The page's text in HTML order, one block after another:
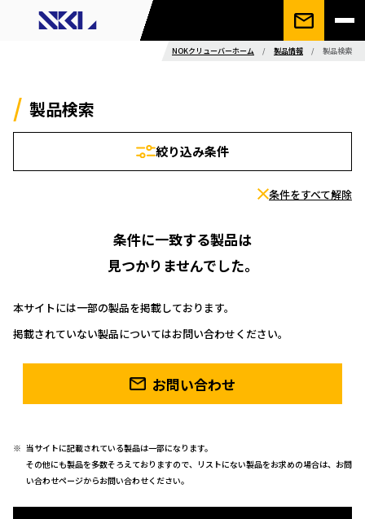
NOKクリューバーホーム / 製品情報 / 製品検索
製品検索
絞り込み条件
条件をすべて解除
条件に一致する製品は
見つかりませんでした。
本サイトには一部の製品を掲載しております。
掲載されていない製品についてはお問い合わせください。
お問い合わせ
当サイトに記載されている製品は一部になります。
その他にも製品を多数そろえておりますので、リストにない製品をお求めの場合は、お問
い合わせページからお問い合わせください。